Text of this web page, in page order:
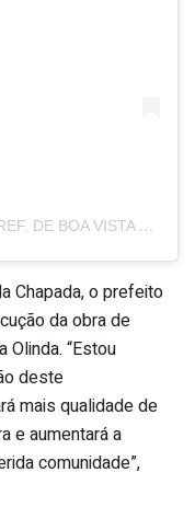
Uma publicação compartilhada por PREF. DE BOA VISTA DO TUPIM (@prefeituraboavistadotupim)
Chapada, o prefeito
da obra de
Olinda. “Estou
deste
mais qualidade de
e aumentará a
comunidade”,